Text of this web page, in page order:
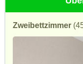
Zweibettzimmer